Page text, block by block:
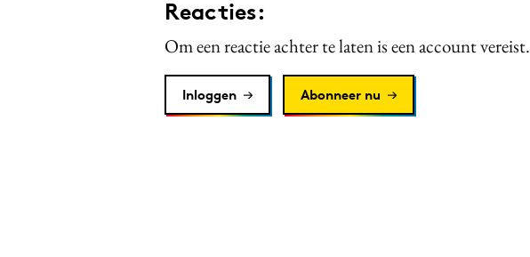
Reacties:
Om een reactie achter te laten is een account vereist.
Inloggen Abonneer nu